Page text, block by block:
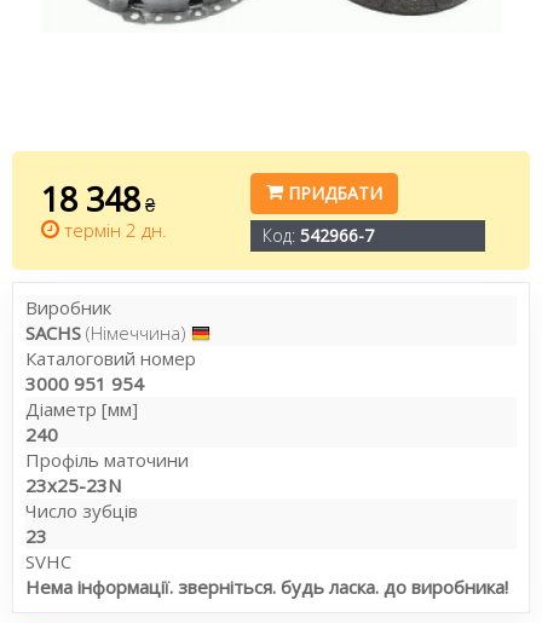
18 348 ₴
термін 2 дн.
ПРИДБАТИ
Код: 542966-7
Виробник
SACHS (Німеччина)
Каталоговий номер
3000 951 954
Діаметр [мм]
240
Профіль маточини
23x25-23N
Число зубців
23
SVHC
Нема інформації. зверніться. будь ласка. до виробника!